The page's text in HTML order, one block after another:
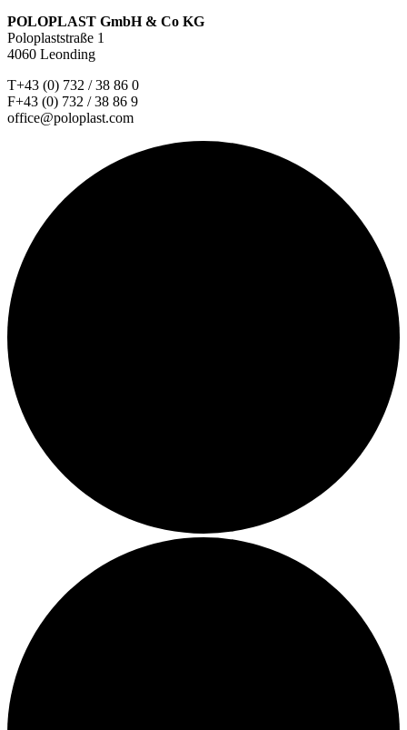
POLOPLAST GmbH & Co KG
Poloplaststraße 1
4060 Leonding
T+43 (0) 732 / 38 86 0
F+43 (0) 732 / 38 86 9
office@poloplast.com